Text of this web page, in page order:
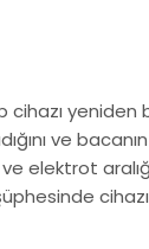
cihazı yeniden
ve bacanın
elektrot